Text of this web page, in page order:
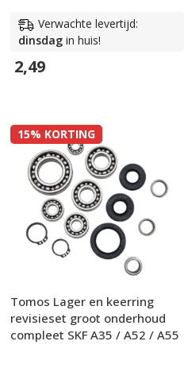
Verwachte levertijd:
dinsdag in huis!
2,49
15% KORTING
Tomos Lager en keerring
revisieset groot onderhoud
compleet SKF A35 / A52 / A55